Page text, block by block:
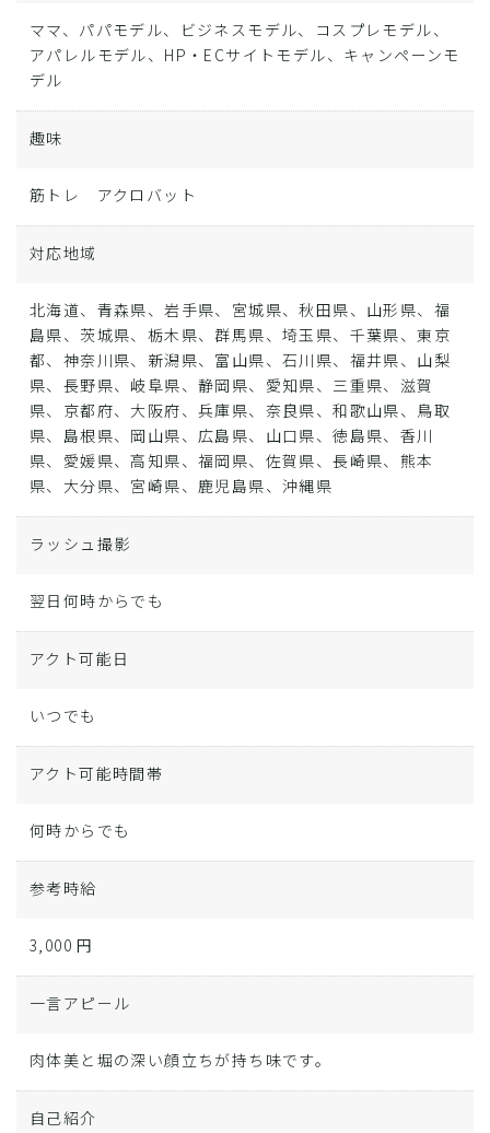
ママ、パパモデル、ビジネスモデル、コスプレモデル、
アパレルモデル、HP・ECサイトモデル、キャンペーンモ
デル
趣味
筋トレ アクロバット
対応地域
北海道、青森県、岩手県、宮城県、秋田県、山形県、福
島県、茨城県、栃木県、群馬県、埼玉県、千葉県、東京
都、神奈川県、新潟県、富山県、石川県、福井県、山梨
県、長野県、岐阜県、静岡県、愛知県、三重県、滋賀
県、京都府、大阪府、兵庫県、奈良県、和歌山県、鳥取
県、島根県、岡山県、広島県、山口県、徳島県、香川
県、愛媛県、高知県、福岡県、佐賀県、長崎県、熊本
県、大分県、宮崎県、鹿児島県、沖縄県
ラッシュ撮影
翌日何時からでも
アクト可能日
いつでも
アクト可能時間帯
何時からでも
参考時給
3,000 円
一言アピール
肉体美と堀の深い顔立ちが持ち味です。
自己紹介